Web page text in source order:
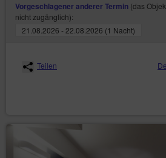
Vorgeschlagener anderer Termin (das
nicht zugänglich):
21.08.2026 - 22.08.2026 (1 Nacht)
Teilen